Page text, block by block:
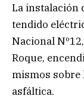
La instalación
tendido
Nacional
Roque,
mismos sobre
asfáltica.